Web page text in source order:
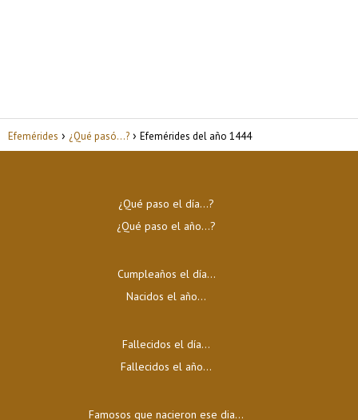
Efemérides ¿Qué pasó...? Efemérides del año 1444
¿Qué paso el día…?
¿Qué paso el año…?
Cumpleaños el día…
Nacidos el año…
Fallecidos el día…
Fallecidos el año…
Famosos que nacieron ese dia...